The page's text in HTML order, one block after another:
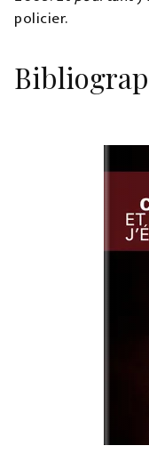
policier.